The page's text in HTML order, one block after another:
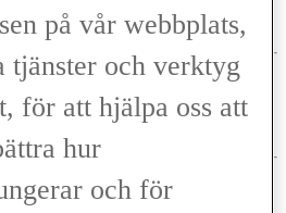
gäller även
på vår webbplats,
tjänster och verktyg
för att hjälpa oss att
hur
och för